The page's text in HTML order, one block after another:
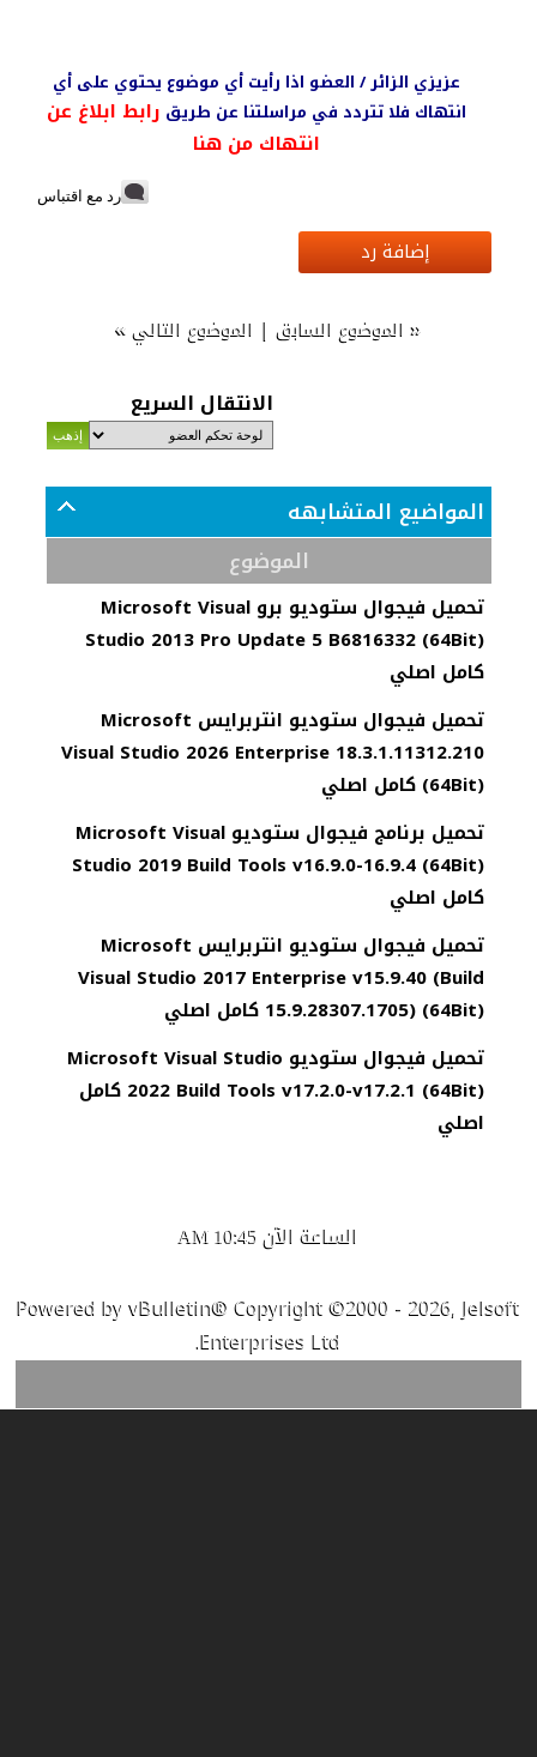
عزيزي الزائر / العضو اذا رأيت أي موضوع يحتوي على أي
انتهاك فلا تتردد في مراسلتنا عن طريق رابط ابلاغ عن
انتهاك من هنا
رد مع اقتباس
إضافة رد
« الموضوع السابق| الموضوع التالي»
الانتقال السريع
المواضيع المتشابهه
الموضوع
تحميل فيجوال ستوديو برو Microsoft Visual
Studio 2013 Pro Update 5 B6816332 (64Bit)
كامل اصلي
تحميل فيجوال ستوديو انتربرايس Microsoft
Visual Studio 2026 Enterprise 18.3.1.11312.210
(64Bit) كامل اصلي
تحميل برنامج فيجوال ستوديو Microsoft Visual
Studio 2019 Build Tools v16.9.0-16.9.4 (64Bit)
كامل اصلي
تحميل فيجوال ستوديو انتربرايس Microsoft
Visual Studio 2017 Enterprise v15.9.40 (Build
15.9.28307.1705) (64Bit) كامل اصلي
تحميل فيجوال ستوديو Microsoft Visual Studio
2022 Build Tools v17.2.0-v17.2.1 (64Bit) كامل
اصلي
الساعة الآن 10:45 AM
Powered by vBulletin® Copyright ©2000 - 2026, Jelsoft
Enterprises Ltd.